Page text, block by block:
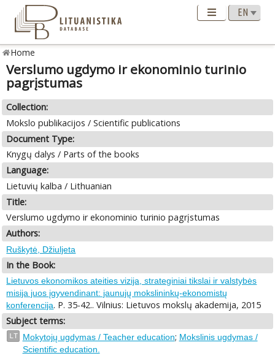
Home
Verslumo ugdymo ir ekonominio turinio
pagrįstumas
Collection:
Mokslo publikacijos / Scientific publications
Document Type:
Knygų dalys / Parts of the books
Language:
Lietuvių kalba / Lithuanian
Title:
Verslumo ugdymo ir ekonominio turinio pagrįstumas
Authors:
Ruškytė, Džiuljeta
In the Book:
Lietuvos ekonomikos ateities vizija, strateginiai tikslai ir valstybės
misija juos įgyvendinant: jaunujų mokslininkų-ekonomistų
konferencija. P. 35-42.. Vilnius: Lietuvos mokslų akademija, 2015
Subject terms:
LT Mokytojų ugdymas / Teacher education; Mokslinis ugdymas /
Scientific education.